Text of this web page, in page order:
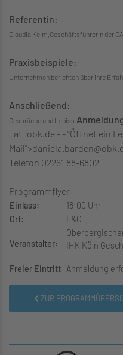
Referentin:
Claudia Kelm,Geschäftsführerin der
Praxisbeispiele:
Unternehmen berichten über ihre
Anschließend:
Gespräche und Imbiss
_at_ obk.de - - "Öffnet ein
Mail">daniela.barden@
Telefon 02261 88-6802
Programmflyer
Einlass:
18:00 Uhr
Ort:
L&C
Veranstalter:
IHK Köln
Freier Eintritt Anmeldung
ZUR